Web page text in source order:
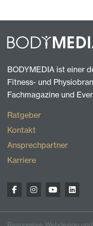
BODYMEDIA ist einer
Fitness- und
Fachmagazine und
Ratgeber
Kontakt
Ansprechpartner
Karriere